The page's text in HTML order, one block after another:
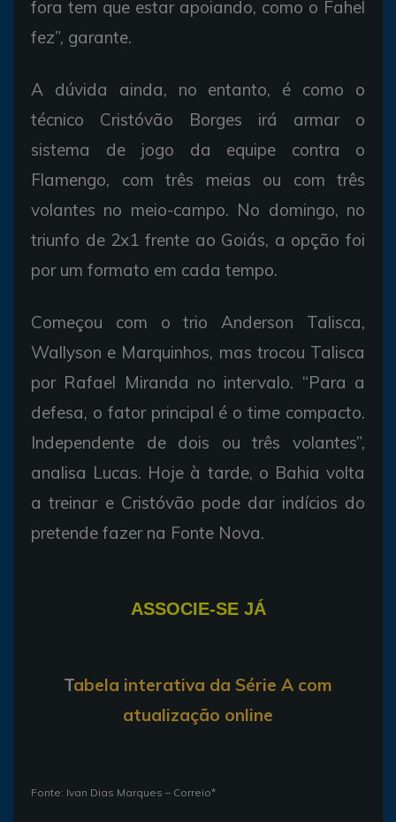
fora tem que estar apoiando, como o Fahel
fez”, garante.
A dúvida ainda, no entanto, é como o
técnico Cristóvão Borges irá armar o
sistema de jogo da equipe contra o
Flamengo, com três meias ou com três
volantes no meio-campo. No domingo, no
triunfo de 2x1 frente ao Goiás, a opção foi
por um formato em cada tempo.
Começou com o trio Anderson Talisca,
Wallyson e Marquinhos, mas trocou Talisca
por Rafael Miranda no intervalo. “Para a
defesa, o fator principal é o time compacto.
Independente de dois ou três volantes”,
analisa Lucas. Hoje à tarde, o Bahia volta
a treinar e Cristóvão pode dar indícios do
pretende fazer na Fonte Nova.
ASSOCIE-SE JÁ
Tabela interativa da Série A com
atualização online
Fonte: Ivan Dias Marques – Correio*